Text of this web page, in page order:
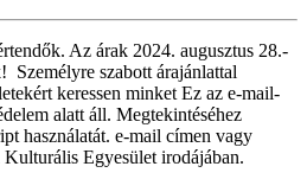
Az árak 2024. augusztus 28.-
Személyre szabott árajánlattal
keressen minketEz az e-mail-
alatt áll. Megtekintéséhez
használatát. e-mail címen vagy
Egyesület irodájában.